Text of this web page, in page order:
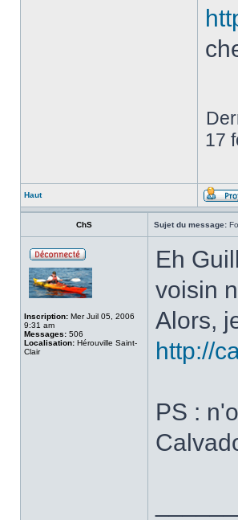
17
Haut
ChS Sujet du message:
Inscription: Mer Juil 05, 2006
9:31 am
Messages: 506
Localisation: Hérouville Saint-
Clair
Eh
voisin
Alors,
http://
PS :